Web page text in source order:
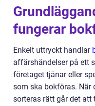
fungerar
Enkelt uttryckt handlar
affärshändelser på ett
företaget tjänar eller
som ska bokföras. När
sorteras rätt går det